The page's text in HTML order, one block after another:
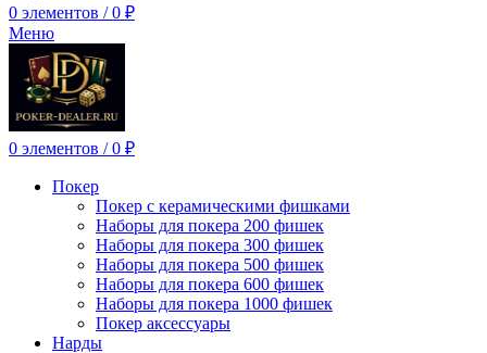
0 элементов / 0 ₽
Меню
0 элементов / 0 ₽
Покер
Покер с керамическими фишками
Наборы для покера 200 фишек
Наборы для покера 300 фишек
Наборы для покера 500 фишек
Наборы для покера 600 фишек
Наборы для покера 1000 фишек
Покер аксессуары
Нарды